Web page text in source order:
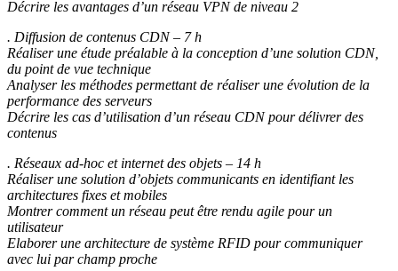
Décrire les avantages d’un réseau VPN de niveau 2
. Diffusion de contenus CDN – 7 h
Réaliser une étude préalable à la conception d’une solution CDN,
du point de vue technique
Analyser les méthodes permettant de réaliser une évolution de la
performance des serveurs
Décrire les cas d’utilisation d’un réseau CDN pour délivrer des
contenus
. Réseaux ad-hoc et internet des objets – 14 h
Réaliser une solution d’objets communicants en identifiant les
architectures fixes et mobiles
Montrer comment un réseau peut être rendu agile pour un
utilisateur
Elaborer une architecture de système RFID pour communiquer
avec lui par champ proche